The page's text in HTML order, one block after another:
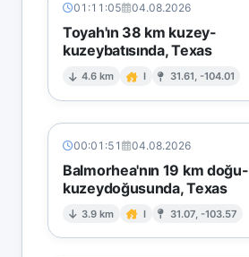
01:11:05 04.08.2026
Toyah'ın 38 km kuzey-
kuzeybatısında, Texas
4.6 km I 31.61, -104.01
00:01:51 04.08.2026
Balmorhea'nın 19 km doğu-
kuzeydoğusunda, Texas
3.9 km I 31.07, -103.57